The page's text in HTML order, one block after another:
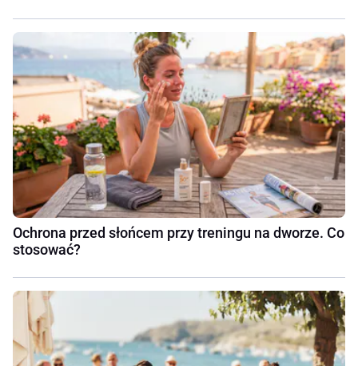
Ochrona przed słońcem przy treningu na dworze. Co
stosować?